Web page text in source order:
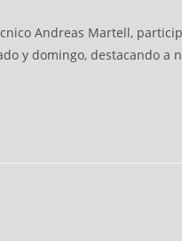
Andreas Martell,
y domingo, destacando a